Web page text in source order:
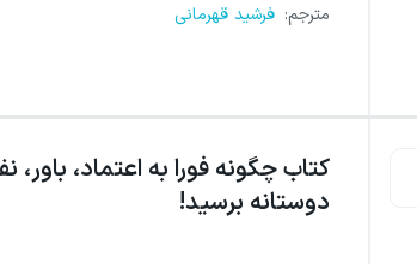
مترجم: فرشید قهرمانی
کتابچگونه فورا به اعتماد، باور،
دوستانه برسید!